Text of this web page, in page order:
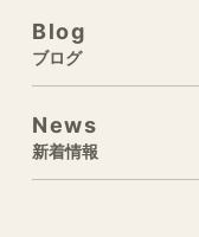
Blog
ブログ
News
新着情報